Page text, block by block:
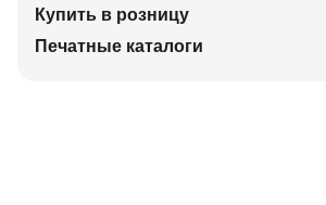
Купить в розницу
Печатные каталоги